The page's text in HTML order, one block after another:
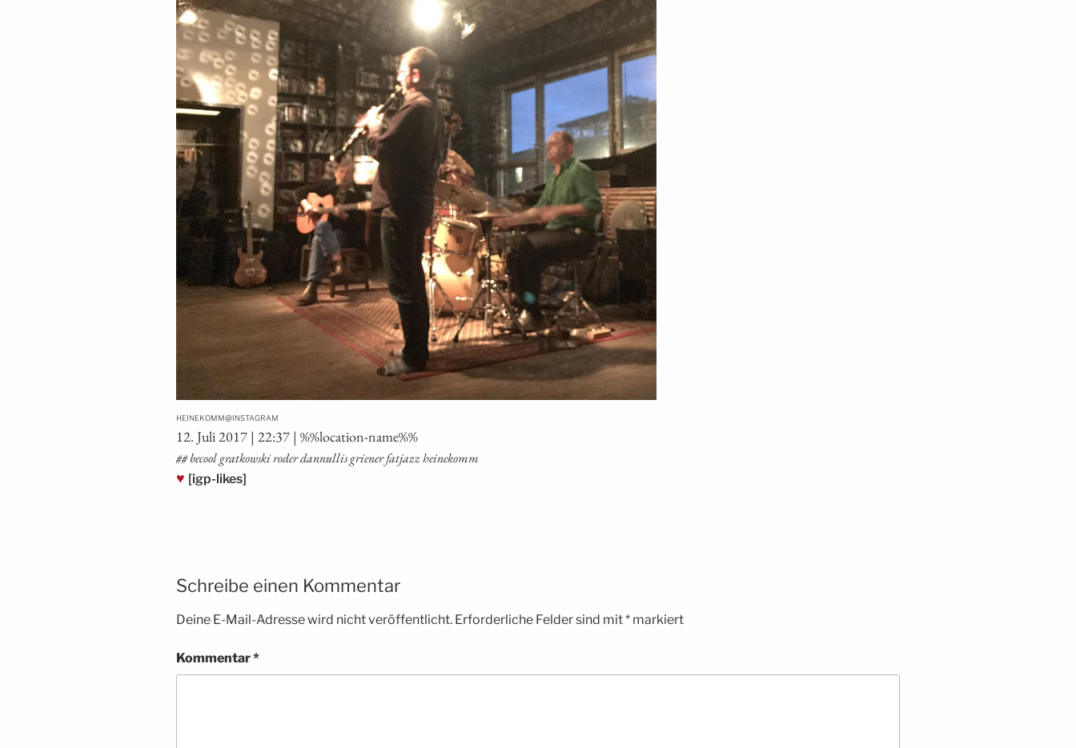
HEINEKOMM@INSTAGRAM
12. Juli 2017 | 22:37 | %%loca­ti­on-name%%
## becool grat­kow­ski roder dan­nul­lis grie­ner fat­jazz heinekomm
♥ [igp-likes]
Schreibe einen Kommentar
Deine E-Mail-Adresse wird nicht veröffentlicht. Erforderliche Felder sind mit* markiert
Kommentar*